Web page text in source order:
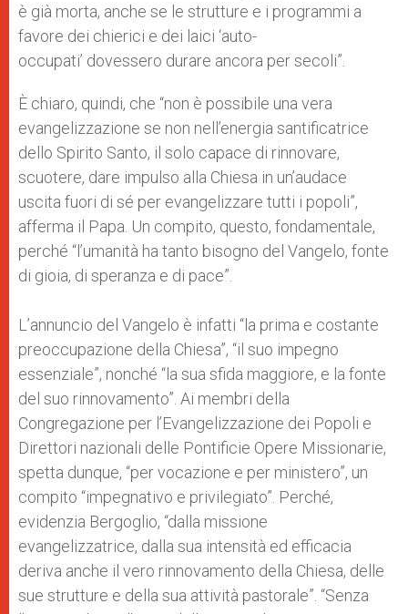
è già morta, anche se le strutture e i programmi a
favore dei chierici e dei laici ‘auto-
occupati’ dovessero durare ancora per secoli”.
È chiaro, quindi, che “non è possibile una vera
evangelizzazione se non nell’energia santificatrice
dello Spirito Santo, il solo capace di rinnovare,
scuotere, dare impulso alla Chiesa in un’audace
uscita fuori di sé per evangelizzare tutti i popoli”,
afferma il Papa. Un compito, questo, fondamentale,
perché “l’umanità ha tanto bisogno del Vangelo, fonte
di gioia, di speranza e di pace”.
L’annuncio del Vangelo è infatti “la prima e costante
preoccupazione della Chiesa”, “il suo impegno
essenziale”, nonché “la sua sfida maggiore, e la fonte
del suo rinnovamento”. Ai membri della
Congregazione per l’Evangelizzazione dei Popoli e
Direttori nazionali delle Pontificie Opere Missionarie,
spetta dunque, “per vocazione e per ministero”, un
compito “impegnativo e privilegiato”. Perché,
evidenzia Bergoglio, “dalla missione
evangelizzatrice, dalla sua intensità ed efficacia
deriva anche il vero rinnovamento della Chiesa, delle
sue strutture e della sua attività pastorale”. “Senza